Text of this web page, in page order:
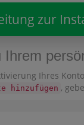
zur
Ihres
hinzufügen ,